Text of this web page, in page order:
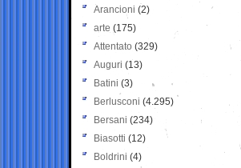
Arancioni (2)
arte (175)
Attentato (329)
Auguri (13)
Batini (3)
Berlusconi (4.295)
Bersani (234)
Biasotti (12)
Boldrini (4)